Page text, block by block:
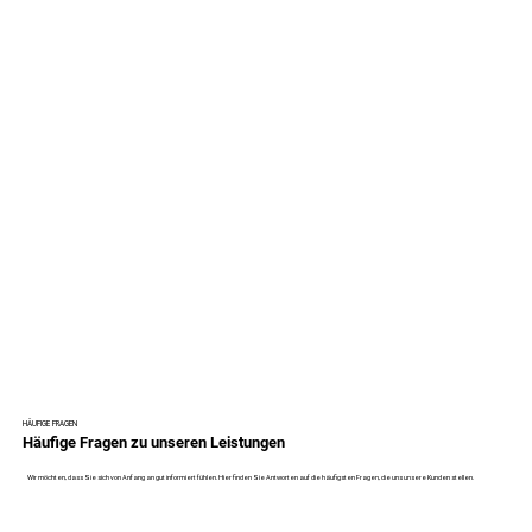
HÄUFIGE FRAGEN
Häufige Fragen zu unseren Leistungen
Wir möchten, dass Sie sich von Anfang an gut informiert fühlen. Hier finden Sie Antworten auf die häufigsten Fragen, die uns unsere Kunden stellen.